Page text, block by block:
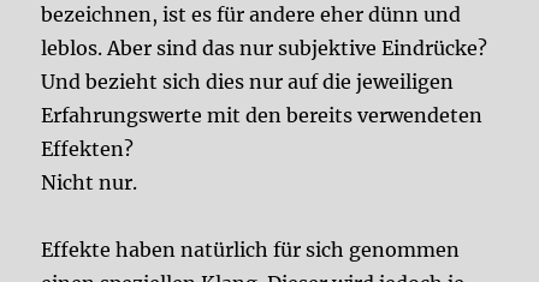
bezeichnen, ist es für andere eher dünn und
leblos. Aber sind das nur subjektive Eindrücke?
Und bezieht sich dies nur auf die jeweiligen
Erfahrungswerte mit den bereits verwendeten
Effekten?
Nicht nur.
Effekte haben natürlich für sich genommen